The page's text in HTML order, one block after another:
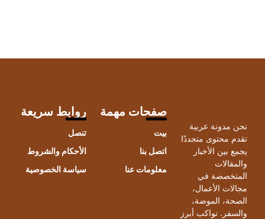
صفحات مهمة
اتصل بنا
معلومات عنا
روابط سريعة
الأحكام والشروط
سياسة الخصوصية
نحن مدونة عربية
تقدم محتوى متجددًا
يجمع بين الأخبار
والمقالات
المتخصصة في
مجالات الأعمال،
الصحة، الموضة،
والسفر. نواكب أبرز